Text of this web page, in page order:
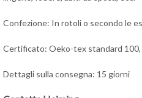
Confezione: In rotoli o secondo le
Certificato: Oeko-tex standard 100,
Dettagli sulla consegna: 15 giorni